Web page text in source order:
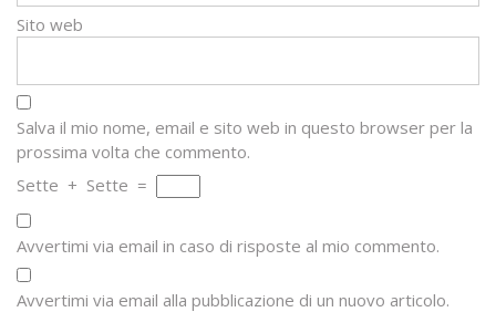
Sito web
Salva il mio nome, email e sito web in questo browser per la
prossima volta che commento.
Sette + Sette =
Avvertimi via email in caso di risposte al mio commento.
Avvertimi via email alla pubblicazione di un nuovo articolo.